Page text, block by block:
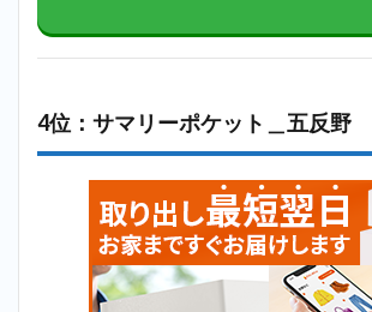
4位：サマリーポケット＿五反野